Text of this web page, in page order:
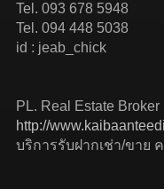
Tel. 093 678 5948
Tel. 094 448 5038
id : jeab_chick
PL. Real Estate Broker
http://
บริการรับฝากเช่า/ขาย